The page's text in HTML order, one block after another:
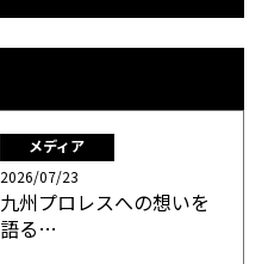
メディア
2026/07/23
九州プロレスへの想いを
語る…